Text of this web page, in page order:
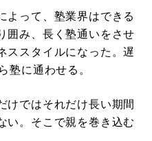
って、塾業界はできる
囲み、長く塾通いをさせ
ススタイルになった。遅
塾に通わせる。
ではそれだけ長い期間
い。そこで親を巻き込む